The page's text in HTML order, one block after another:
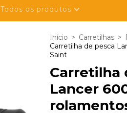
Todos os produtos
Início > Carretilhas >
Carretilha de pesca
Saint
Carretilha
Lancer